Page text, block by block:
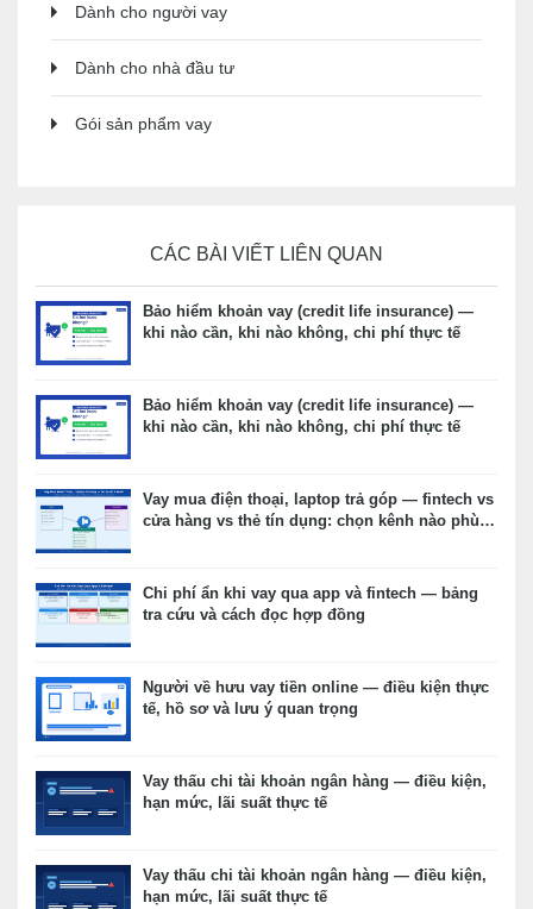
Dành cho người vay
Dành cho nhà đầu tư
Gói sản phẩm vay
CÁC BÀI VIẾT LIÊN QUAN
Bảo hiểm khoản vay (credit life insurance) —
khi nào cần, khi nào không, chi phí thực tế
Bảo hiểm khoản vay (credit life insurance) —
khi nào cần, khi nào không, chi phí thực tế
Vay mua điện thoại, laptop trả góp — fintech vs
cửa hàng vs thẻ tín dụng: chọn kênh nào phù
Chi phí ẩn khi vay qua app và fintech — bảng
tra cứu và cách đọc hợp đồng
Người về hưu vay tiền online — điều kiện thực
tế, hồ sơ và lưu ý quan trọng
Vay thấu chi tài khoản ngân hàng — điều kiện,
hạn mức, lãi suất thực tế
Vay thấu chi tài khoản ngân hàng — điều kiện,
hạn mức, lãi suất thực tế